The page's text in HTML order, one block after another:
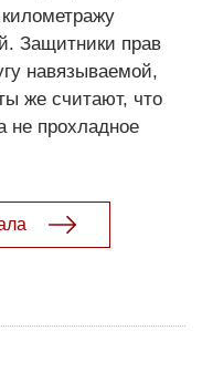
Защитники прав
навязываемой,
же считают, что
не прохладное